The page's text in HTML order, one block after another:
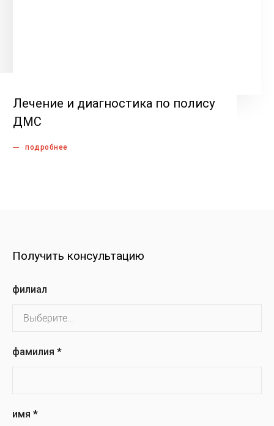
Лечение и диагностика по полису
ДМС
подробнее
Получить консультацию
филиал
фамилия *
имя *